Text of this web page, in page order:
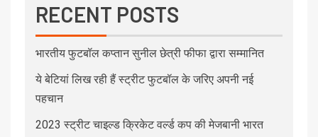
RECENT POSTS
भारतीय फुटबॉल कप्तान सुनील छेत्री फीफा द्वारा सम्मानित
ये बेटियां लिख रही हैं स्ट्रीट फुटबॉल के जरिए अपनी नई
पहचान
2023 स्ट्रीट चाइल्ड क्रिकेट वर्ल्ड कप की मेजबानी भारत